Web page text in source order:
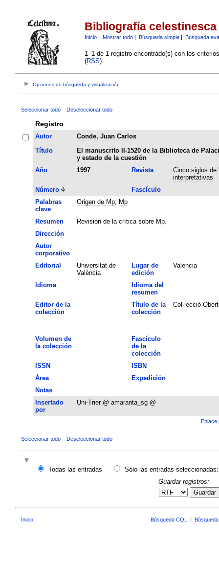
Bibliografía celestinesca
Inicio| Mostrar todo| Búsqueda simple| Búsqueda
1–1 de 1 registro encontrado(s) con los
(RSS):
Opciones de búsqueda y visualización
Seleccionar todo Deseleccionar todo
Registro
Autor
Conde, Juan Carlos
Título
El manuscrito II-1520 de la Biblioteca de
y estado de la cuestión
Año
1997 Revista
Cinco siglos de
interpretativas
Número
Fascículo
Palabras
clave
Origen de Mp; Mp
Resumen
Revisión de la crítica sobre Mp.
Dirección
Autor
corporativo
Editorial
Universitat de
València
Lugar de
edición
Valencia
Idioma
Idioma del
resumen
Editor de la
colección
Título de la
colección
Col·lecció
Volumen de
la colección
Fascículo
de la
colección
ISSN
ISBN
Área
Expedición
Notas
Insertado
por
Uni-Trier @ amaranta_sg @
Enlace
Seleccionar todo Deseleccionar todo
Todas las entradas
Sólo las entradas seleccionadas:
Guardar registros:
Guardar
Inicio Búsqueda CQL